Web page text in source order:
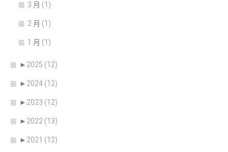
3 月 (1)
2 月 (1)
1 月 (1)
► 2025 (12)
► 2024 (12)
► 2023 (12)
► 2022 (13)
► 2021 (12)